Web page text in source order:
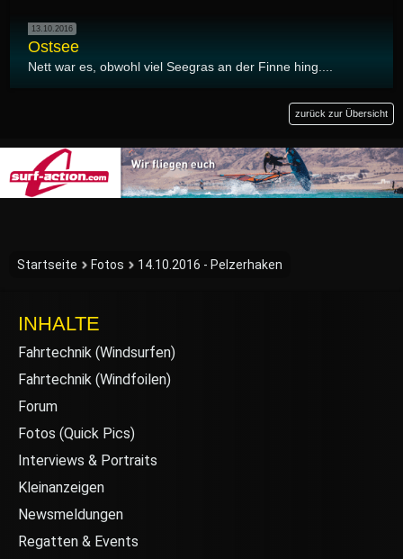
13.10.2016
Ostsee
Nett war es, obwohl viel Seegras an der Finne hing....
zurück zur Übersicht
Startseite Fotos 14.10.2016 - Pelzerhaken
INHALTE
Fahrtechnik (Windsurfen)
Fahrtechnik (Windfoilen)
Forum
Fotos (Quick Pics)
Interviews & Portraits
Kleinanzeigen
Newsmeldungen
Regatten & Events